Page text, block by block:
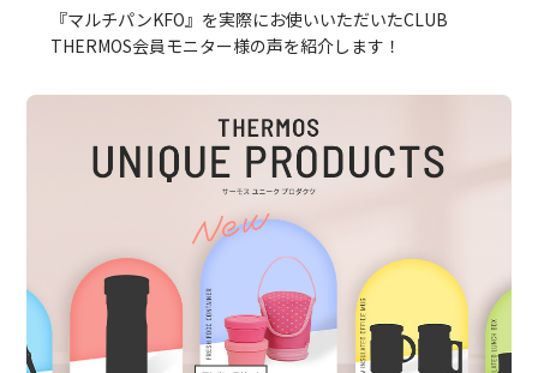
『マルチパンKFO』を実際にお使いいただいたCLUB
THERMOS会員モニター様の声を紹介します！